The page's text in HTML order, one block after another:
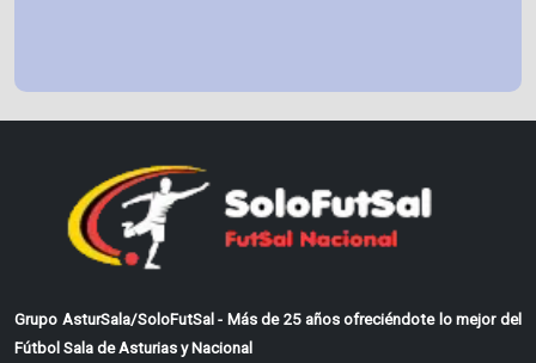
Grupo AsturSala/SoloFutSal - Más de 25 años ofreciéndote lo mejor del
Fútbol Sala de Asturias y Nacional